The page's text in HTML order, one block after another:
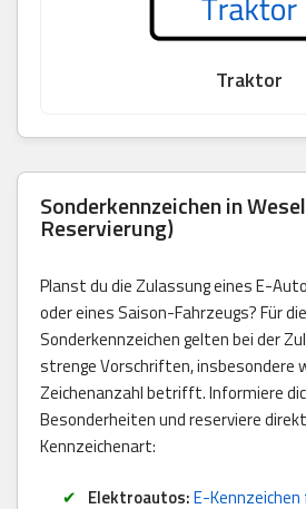
Traktor
Sonderkennzeichen in
Reservierung)
Planst du die Zulassung eines E-
oder eines Saison-Fahrzeugs? Für
Sonderkennzeichen gelten bei der
strenge Vorschriften, insbesondere
Zeichenanzahl betrifft. Informiere
Besonderheiten und reserviere
Kennzeichenart:
Elektroautos:E-